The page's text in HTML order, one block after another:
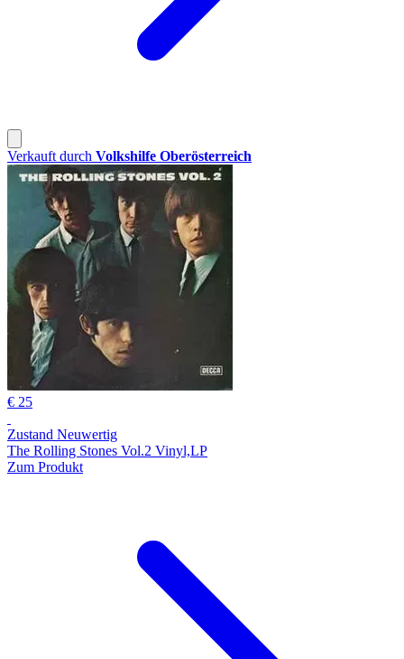
Verkauft durch Volkshilfe Oberösterreich
€ 25
Zustand Neuwertig
The Rolling Stones Vol.2 Vinyl,LP
Zum Produkt